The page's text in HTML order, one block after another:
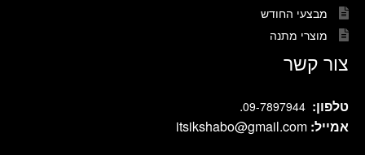
מבצעי החודש
מוצרי מתנה
צור קשר
טלפון: 09-7897944
.
אמייל: itsikshabo@gmail.com